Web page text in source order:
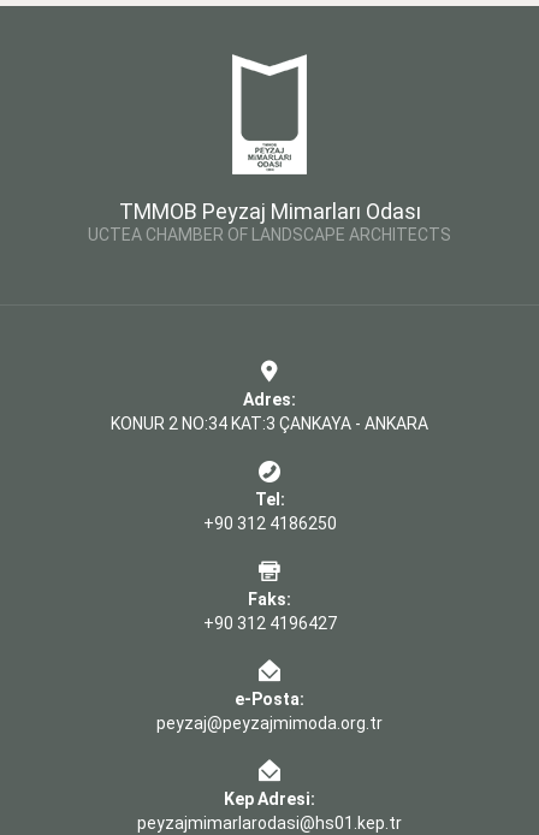
TMMOB Peyzaj Mimarları Odası
UCTEA CHAMBER OF LANDSCAPE ARCHITECTS
Adres:
KONUR 2 NO:34 KAT:3 ÇANKAYA - ANKARA
Tel:
+90 312 4186250
Faks:
+90 312 4196427
e-Posta:
peyzaj@peyzajmimoda.org.tr
Kep Adresi:
peyzajmimarlarodasi@hs01.kep.tr